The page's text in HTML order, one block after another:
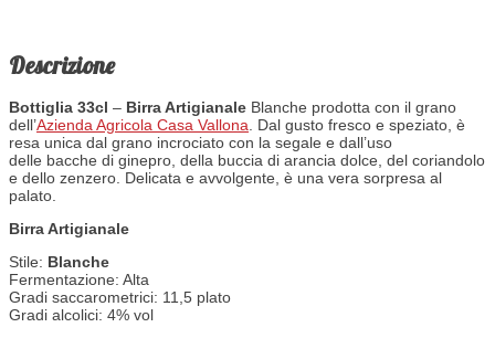
Descrizione
Bottiglia 33cl – Birra Artigianale Blanche prodotta con il grano
dell’Azienda Agricola Casa Vallona . Dal gusto fresco e speziato, è
resa unica dal grano incrociato con la segale e dall’uso
delle bacche di ginepro, della buccia di arancia dolce, del coriandolo
e dello zenzero. Delicata e avvolgente, è una vera sorpresa al
palato.
Birra Artigianale
Stile: Blanche
Fermentazione: Alta
Gradi saccarometrici: 11,5 plato
Gradi alcolici: 4% vol